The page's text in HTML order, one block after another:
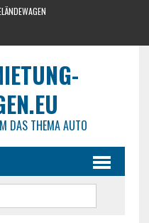
DAS THEMA AUTO